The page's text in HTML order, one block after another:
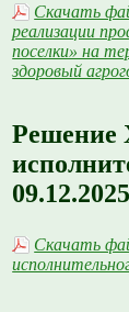
Скачать
реализации
поселки» на
здоровый
Решение
Скачать